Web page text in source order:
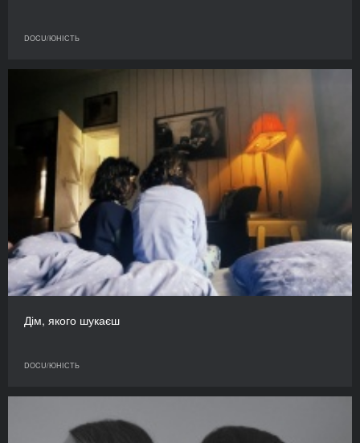
DOCU/ЮНІСТЬ
Дім, якого шукаєш
DOCU/ЮНІСТЬ